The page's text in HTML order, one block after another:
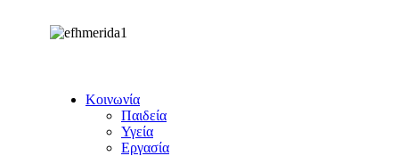
Κοινωνία
Παιδεία
Υγεία
Εργασία